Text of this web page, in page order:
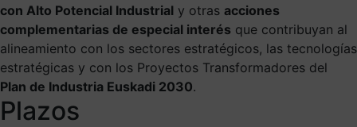
con Alto Potencial Industrial y otras acciones
complementarias de especial interés que contribuyan al
alineamiento con los sectores estratégicos, las tecnologías
estratégicas y con los Proyectos Transformadores del
Plan de Industria Euskadi 2030.
Plazos